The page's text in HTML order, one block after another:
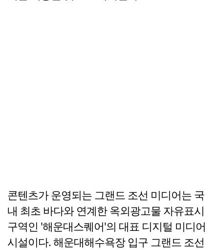
콘텐츠가 운영되는 그랜드 조선 미디어는 국
내 최초 바다와 연계한 옥외광고물 자유표시
구역인 '해운대스퀘어'의 대표 디지털 미디어
시설이다. 해운대해수욕장 입구 그랜드 조선